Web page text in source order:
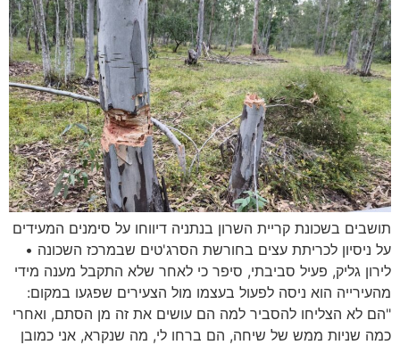
תושבים בשכונת קריית השרון בנתניה דיווחו על סימנים המעידים
על ניסיון לכריתת עצים בחורשת הסרג'טים שבמרכז השכונה •
לירון גליק, פעיל סביבתי, סיפר כי לאחר שלא התקבל מענה מידי
מהעירייה הוא ניסה לפעול בעצמו מול הצעירים שפגעו במקום:
"הם לא הצליחו להסביר למה הם עושים את זה מן הסתם, ואחרי
כמה שניות ממש של שיחה, הם ברחו לי, מה שנקרא, אני כמובן